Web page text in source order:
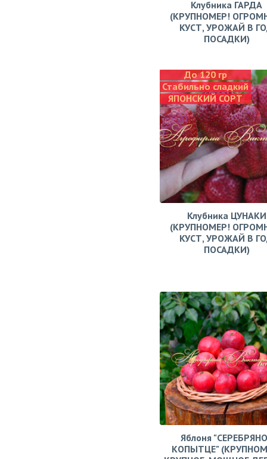
Клубника ГАРДА
(КРУПНОМЕР!
КУСТ, УРОЖАЙ В
ПОСАДКИ)
До 120 гр
Стабильно сладкий
ЯПОНСКИЙ СОРТ
Клубника ЦУНАКИ
(КРУПНОМЕР!
КУСТ, УРОЖАЙ В
ПОСАДКИ)
Яблоня
КОПЫТЦЕ"